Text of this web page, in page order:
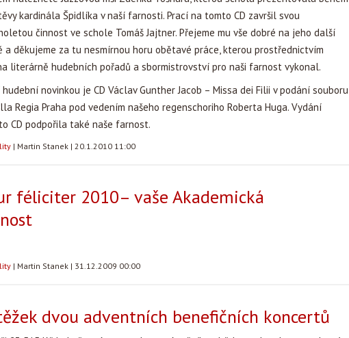
kardinála Špidlíka v naší farnosti. Prací na tomto CD završil svou
činnost ve schole Tomáš Jajtner. Přejeme mu vše dobré na jeho další
a děkujeme za tu nesmírnou horu obětavé práce, kterou prostřednictvím
literárně hudebních pořadů a sbormistrovství pro naši farnost vykonal.
novinkou je CD Václav Gunther Jacob – Missa dei Filii v podání souboru
Regia Praha pod vedením našeho regenschoriho Roberta Huga. Vydání
CD podpořila také naše farnost.
| Martin Stanek | 20.1.2010 11:00
féliciter 2010– vaše Akademická
| Martin Stanek | 31.12.2009 00:00
dvou adventních benefičních koncertů